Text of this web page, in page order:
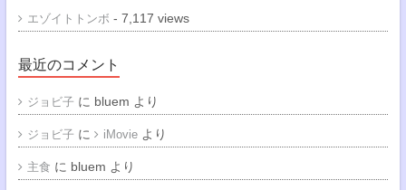
エゾイトトンボ - 7,117 views
最近のコメント
ジョビ子 に bluem より
ジョビ子 に iMovieより
主食 に bluem より